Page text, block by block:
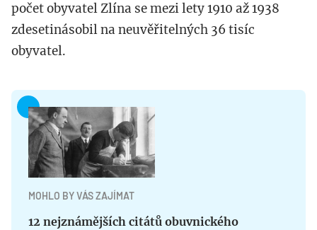
počet obyvatel Zlína se mezi lety 1910 až 1938
zdesetinásobil na neuvěřitelných 36 tisíc
obyvatel.
MOHLO BY VÁS ZAJÍMAT
12 nejznámějších citátů obuvnického